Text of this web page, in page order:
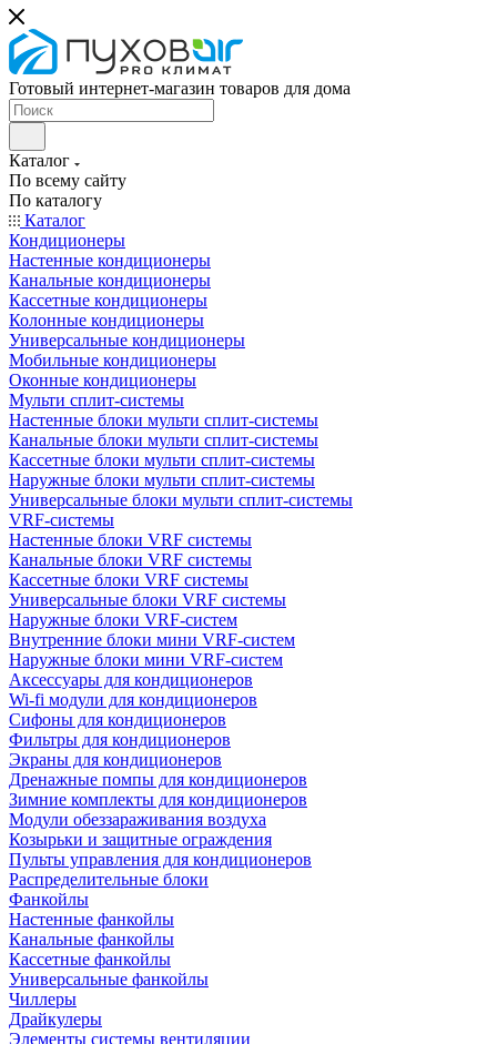
Готовый интернет-магазин товаров для дома
Каталог
По всему сайту
По каталогу
Каталог
Кондиционеры
Настенные кондиционеры
Канальные кондиционеры
Кассетные кондиционеры
Колонные кондиционеры
Универсальные кондиционеры
Мобильные кондиционеры
Оконные кондиционеры
Мульти сплит-системы
Настенные блоки мульти сплит-системы
Канальные блоки мульти сплит-системы
Кассетные блоки мульти сплит-системы
Наружные блоки мульти сплит-системы
Универсальные блоки мульти сплит-системы
VRF-системы
Настенные блоки VRF системы
Канальные блоки VRF системы
Кассетные блоки VRF системы
Универсальные блоки VRF системы
Наружные блоки VRF-систем
Внутренние блоки мини VRF-систем
Наружные блоки мини VRF-систем
Аксессуары для кондиционеров
Wi-fi модули для кондиционеров
Сифоны для кондиционеров
Фильтры для кондиционеров
Экраны для кондиционеров
Дренажные помпы для кондиционеров
Зимние комплекты для кондиционеров
Модули обеззараживания воздуха
Козырьки и защитные ограждения
Пульты управления для кондиционеров
Распределительные блоки
Фанкойлы
Настенные фанкойлы
Канальные фанкойлы
Кассетные фанкойлы
Универсальные фанкойлы
Чиллеры
Драйкулеры
Элементы системы вентиляции